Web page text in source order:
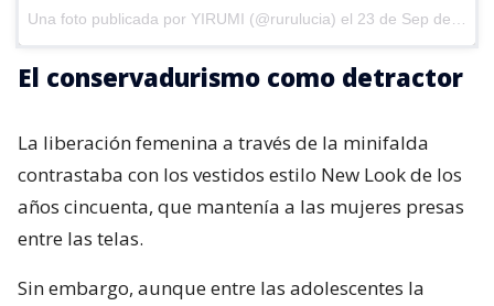
Una foto publicada por YIRUMI (@rurulucia) el 23 de Sep de 2015 a la(s) 10:36 PDT
El conservadurismo como detractor
La liberación femenina a través de la minifalda
contrastaba con los vestidos estilo New Look de los
años cincuenta, que mantenía a las mujeres presas
entre las telas.
Sin embargo, aunque entre las adolescentes la